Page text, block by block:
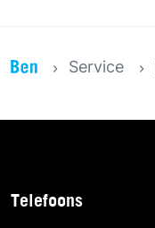
Service
Telefoons